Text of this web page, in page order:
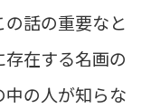
話の重要なと
在する名画の
の人が知らな